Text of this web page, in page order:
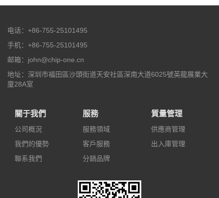
电话：+86-755-25101495
手机：+86-755-25101495
邮箱：john@chip-one.cn
地址：深圳市福田區沙頭街道天安社區深南大道6025號英龍展業大
廈28A室
關于我們
公司概況
我們的優勢
聯系我們
服務
服務領域
客戶服務
分銷品牌
質量管理
供應商管理
出入庫管理